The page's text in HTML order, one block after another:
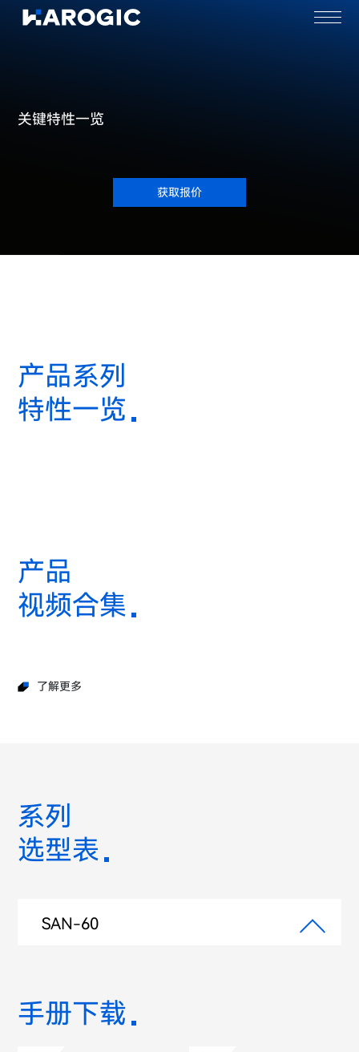
关键特性一览
获取报价
产品系列
特性一览
产品
视频合集
了解更多
系列
选型表
SAN-60
手册下载